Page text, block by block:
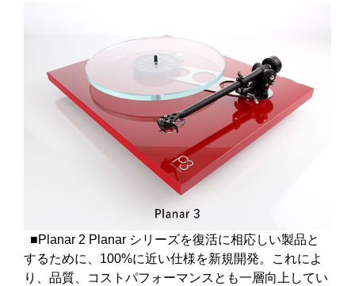
■Planar 2 Planar シリーズを復活に相応しい製品と
するために、100%に近い仕様を新規開発。これによ
り、品質、コストパフォーマンスとも一層向上してい